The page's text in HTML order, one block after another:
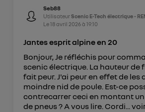
Seb88
UtilisateurScenic E-Tech électrique -
Le18 avril 2026à 19:10
Jantes esprit alpine en 20
Bonjour, Je réfléchis pour
scenic électrique. La hauteur de
fait peur. J'ai peur en effet de les
moindre nid de poule. Est-ce
contrecarrer ceci en montant
de pneus ? A vous lire. Cordi...